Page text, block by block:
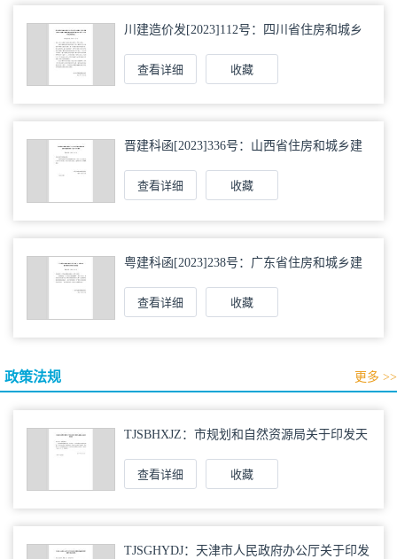
川建造价发[2023]112号：四川省住房和城乡
单计价定额—城市轨道交通运营改造工程
（试行）》等两部定额的通知
查看详细 收藏
晋建科函[2023]336号：山西省住房和城乡建
导则（试行）》的通知
查看详细
收藏
粤建科函[2023]238号：广东省住房和城乡建
则》的通知
查看详细
收藏
政策法规
TJSBHXJZ：市规划和自然资源局关于印发天
查看详细
收藏
TJSGHYDJ：天津市人民政府办公厅关于印发
更多 >>